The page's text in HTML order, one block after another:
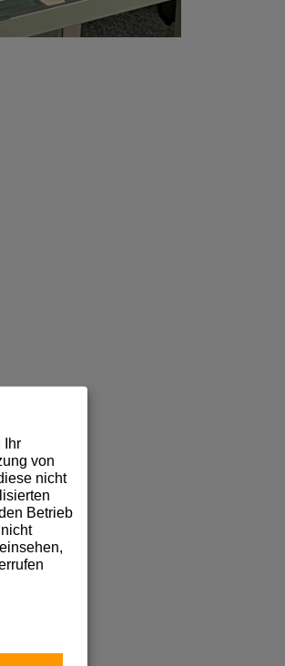
Ihr
von
nicht
Betrieb